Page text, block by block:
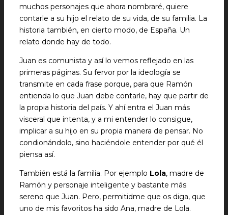
muchos personajes que ahora nombraré, quiere
contarle a su hijo el relato de su vida, de su familia. La
historia también, en cierto modo, de España. Un
relato donde hay de todo.
Juan es comunista y así lo vemos reflejado en las
primeras páginas. Su fervor por la ideología se
transmite en cada frase porque, para que Ramón
entienda lo que Juan debe contarle, hay que partir de
la propia historia del país. Y ahí entra el Juan más
visceral que intenta, y a mi entender lo consigue,
implicar a su hijo en su propia manera de pensar. No
condionándolo, sino haciéndole entender por qué él
piensa así.
También está la familia. Por ejemplo Lola, madre de
Ramón y personaje inteligente y bastante más
sereno que Juan. Pero, permitidme que os diga, que
uno de mis favoritos ha sido Ana, madre de Lola.